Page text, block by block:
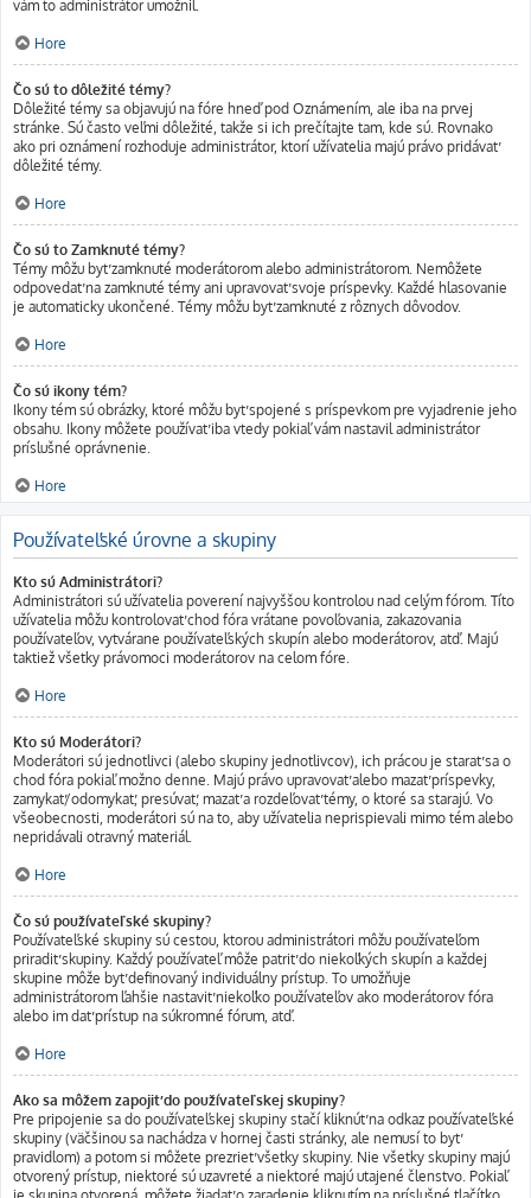
vám to administrátor umožnil.
Hore
Čo sú to dôležité témy?
Dôležité témy sa objavujú na fóre hneď pod Oznámením, ale iba na prvej
stránke. Sú často veľmi dôležité, takže si ich prečítajte tam, kde sú. Rovnako
ako pri oznámení rozhoduje administrátor, ktorí užívatelia majú právo pridávať
dôležité témy.
Hore
Čo sú to Zamknuté témy?
Témy môžu byť zamknuté moderátorom alebo administrátorom. Nemôžete
odpovedať na zamknuté témy ani upravovať svoje príspevky. Každé hlasovanie
je automaticky ukončené. Témy môžu byť zamknuté z rôznych dôvodov.
Hore
Čo sú ikony tém?
Ikony tém sú obrázky, ktoré môžu byť spojené s príspevkom pre vyjadrenie jeho
obsahu. Ikony môžete používať iba vtedy pokiaľ vám nastavil administrátor
príslušné oprávnenie.
Hore
Používateľské úrovne a skupiny
Kto sú Administrátori?
Administrátori sú užívatelia poverení najvyššou kontrolou nad celým fórom. Títo
užívatelia môžu kontrolovať chod fóra vrátane povoľovania, zakazovania
používateľov, vytvárane používateľských skupín alebo moderátorov, atď. Majú
taktiež všetky právomoci moderátorov na celom fóre.
Hore
Kto sú Moderátori?
Moderátori sú jednotlivci (alebo skupiny jednotlivcov), ich prácou je starať sa o
chod fóra pokiaľ možno denne. Majú právo upravovať alebo mazať príspevky,
zamykať/odomykať, presúvať, mazať a rozdeľovať témy, o ktoré sa starajú. Vo
všeobecnosti, moderátori sú na to, aby užívatelia neprispievali mimo tém alebo
nepridávali otravný materiál.
Hore
Čo sú používateľské skupiny?
Používateľské skupiny sú cestou, ktorou administrátori môžu používateľom
priradiť skupiny. Každý používateľ môže patriť do niekoľkých skupín a každej
skupine môže byť definovaný individuálny prístup. To umožňuje
administrátorom ľahšie nastaviť niekoľko používateľov ako moderátorov fóra
alebo im dať prístup na súkromné fórum, atď.
Hore
Ako sa môžem zapojiť do používateľskej skupiny?
Pre pripojenie sa do používateľskej skupiny stačí kliknúť na odkaz používateľské
skupiny (väčšinou sa nachádza v hornej časti stránky, ale nemusí to byť
pravidlom) a potom si môžete prezrieť všetky skupiny. Nie všetky skupiny majú
otvorený prístup, niektoré sú uzavreté a niektoré majú utajené členstvo. Pokiaľ